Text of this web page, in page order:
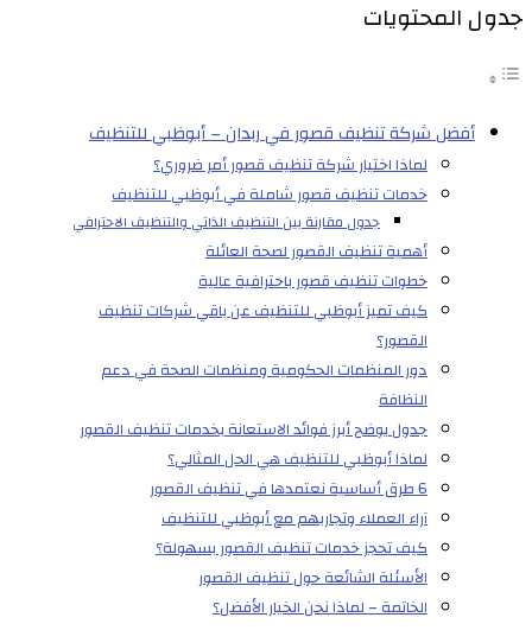
جدول المحتويات
أفضل شركة تنظيف قصور في ربدان – أبوظبي للتنظيف
لماذا اختيار شركة تنظيف قصور أمر ضروري؟
خدمات تنظيف قصور شاملة في أبوظبي للتنظيف
جدول مقارنة بين التنظيف الذاتي والتنظيف الاحترافي
أهمية تنظيف القصور لصحة العائلة
خطوات تنظيف قصور باحترافية عالية
كيف تميز أبوظبي للتنظيف عن باقي شركات تنظيف
القصور؟
دور المنظمات الحكومية ومنظمات الصحة في دعم
النظافة
جدول يوضح أبرز فوائد الاستعانة بخدمات تنظيف القصور
لماذا أبوظبي للتنظيف هي الحل المثالي؟
6 طرق أساسية نعتمدها في تنظيف القصور
آراء العملاء وتجاربهم مع أبوظبي للتنظيف
كيف تحجز خدمات تنظيف القصور بسهولة؟
الأسئلة الشائعة حول تنظيف القصور
الخاتمة – لماذا نحن الخيار الأفضل؟